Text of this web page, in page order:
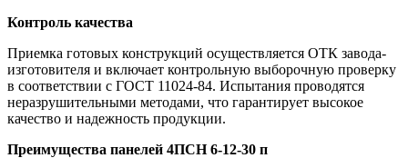
Контроль качества
Приемка готовых конструкций осуществляется ОТК завода-
изготовителя и включает контрольную выборочную проверку
в соответствии с ГОСТ 11024-84. Испытания проводятся
неразрушительными методами, что гарантирует высокое
качество и надежность продукции.
Преимущества панелей 4ПСН 6-12-30 п